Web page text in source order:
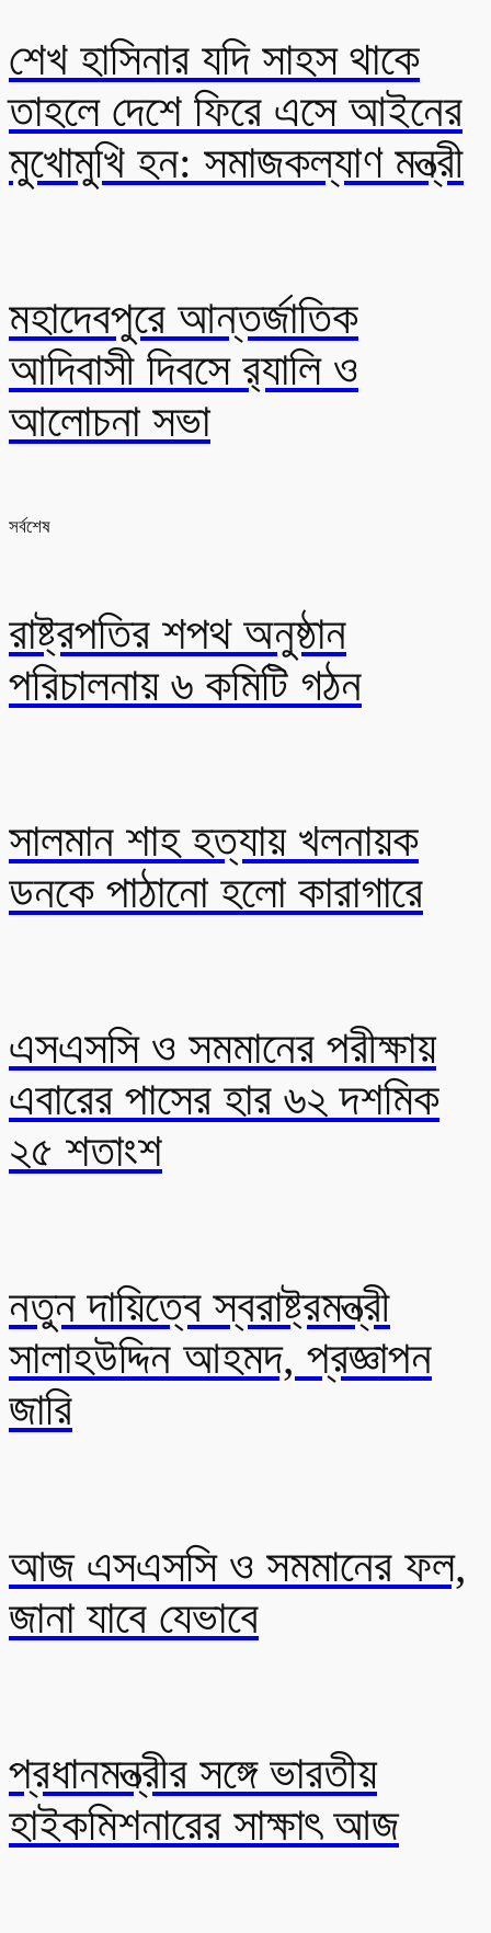
শেখ হাসিনার যদি সাহস থাকে
তাহলে দেশে ফিরে এসে আইনের
মুখোমুখি হন: সমাজকল্যাণ মন্ত্রী
মহাদেবপুরে আন্তর্জাতিক
আদিবাসী দিবসে র‍্যালি ও
আলোচনা সভা
সর্বশেষ
রাষ্ট্রপতির শপথ অনুষ্ঠান
পরিচালনায় ৬ কমিটি গঠন
সালমান শাহ হত্যায় খলনায়ক
ডনকে পাঠানো হলো কারাগারে
এসএসসি ও সমমানের পরীক্ষায়
এবারের পাসের হার ৬২ দশমিক
২৫ শতাংশ
নতুন দায়িত্বে স্বরাষ্ট্রমন্ত্রী
সালাহউদ্দিন আহমদ, প্রজ্ঞাপন
জারি
আজ এসএসসি ও সমমানের ফল,
জানা যাবে যেভাবে
প্রধানমন্ত্রীর সঙ্গে ভারতীয়
হাইকমিশনারের সাক্ষাৎ আজ